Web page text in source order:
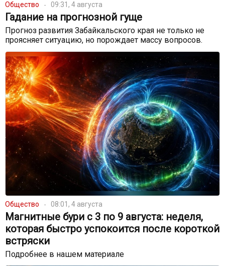
Общество 09:31, 4 августа
Гадание на прогнозной гуще
Прогноз развития Забайкальского края не только не
проясняет ситуацию, но порождает массу вопросов.
Общество 08:01, 4 августа
Магнитные бури с 3 по 9 августа: неделя,
которая быстро успокоится после короткой
встряски
Подробнее в нашем материале